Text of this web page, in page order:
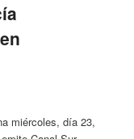
miércoles, día 23,